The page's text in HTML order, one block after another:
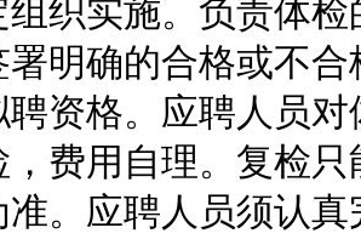
组织实施。负责体
署明确的合格或不
聘资格。应聘人员
，费用自理。复检
准。应聘人员须认